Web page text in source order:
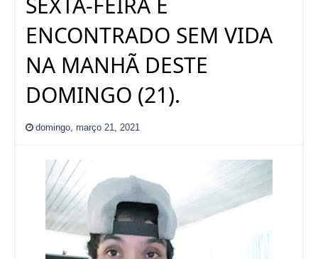
ENCONTRADO SEM VIDA
NA MANHÃ DESTE
DOMINGO (21).
domingo, março 21, 2021